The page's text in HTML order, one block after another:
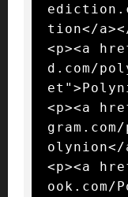
tion</
<p><a
d.com/
<p><a
olynion</
<p><a
ook.com/